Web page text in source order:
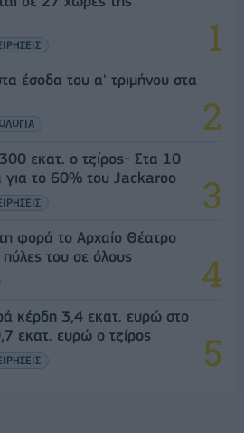
έσοδα του α' τριμήνου στα
εκατ. ο τζίρος- Στα 10
για το 60% του Jackaroo
φορά το Αρχαίο Θέατρο
πύλες του σε όλους
κέρδη 3,4 εκατ. ευρώ στο
εκατ. ευρώ ο τζίρος